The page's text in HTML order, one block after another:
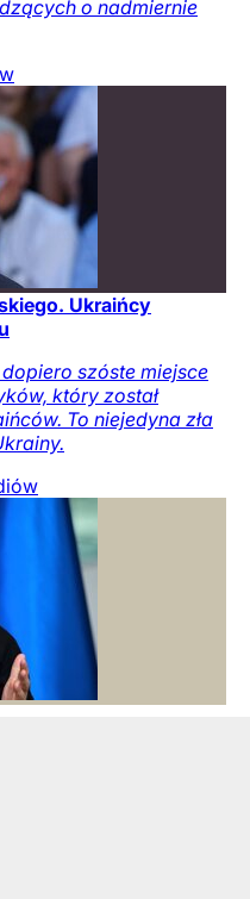
o nadmiernie
Ukraińcy
dopiero szóste miejsce
który został
To niejedyna zła